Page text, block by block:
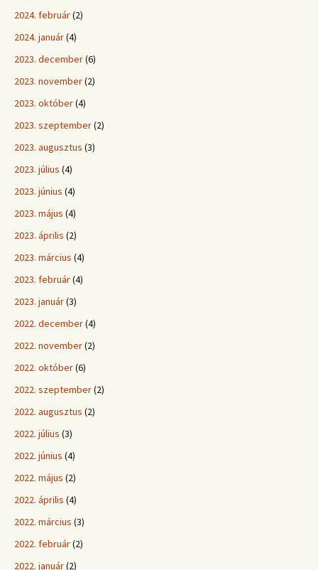
2024. február(2)
2024. január(4)
2023. december(6)
2023. november(2)
2023. október(4)
2023. szeptember(2)
2023. augusztus (3)
2023. július (4)
2023. június (4)
2023. május (4)
2023. április (2)
2023. március (4)
2023. február(4)
2023. január(3)
2022. december(4)
2022. november(2)
2022. október(6)
2022. szeptember(2)
2022. augusztus (2)
2022. július (3)
2022. június (4)
2022. május (2)
2022. április (4)
2022. március (3)
2022. február(2)
2022. január(2)